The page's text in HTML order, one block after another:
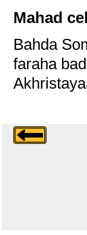
Mahad
Bahda
faraha